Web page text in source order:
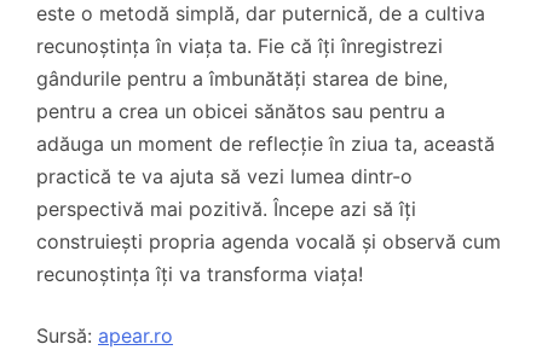
este o metodă simplă, dar puternică, de a cultiva
recunoștința în viața ta. Fie că îți înregistrezi
gândurile pentru a îmbunătăți starea de bine,
pentru a crea un obicei sănătos sau pentru a
adăuga un moment de reflecție în ziua ta, această
practică te va ajuta să vezi lumea dintr-o
perspectivă mai pozitivă. Începe azi să îți
construiești propria agenda vocală și observă cum
recunoștința îți va transforma viața!
Sursă: apear.ro